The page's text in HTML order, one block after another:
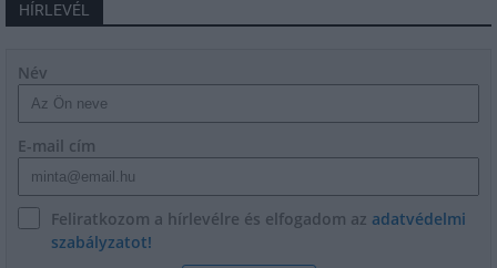
HÍRLEVÉL
Név
E-mail cím
Feliratkozom a hírlevélre és elfogadom az adatvédelmi
szabályzatot!